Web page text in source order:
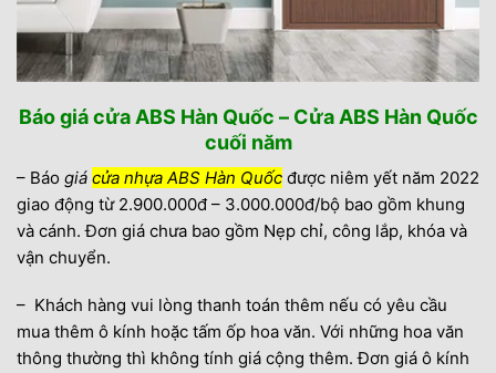
Báo giá cửa ABS Hàn Quốc – Cửa ABS Hàn Quốc
cuối năm
– Báo giá cửa nhựa ABS Hàn Quốc được niêm yết năm 2022
giao động từ 2.900.000đ – 3.000.000đ/bộ bao gồm khung
và cánh. Đơn giá chưa bao gồm Nẹp chỉ, công lắp, khóa và
vận chuyển.
– Khách hàng vui lòng thanh toán thêm nếu có yêu cầu
mua thêm ô kính hoặc tấm ốp hoa văn. Với những hoa văn
thông thường thì không tính giá cộng thêm. Đơn giá ô kính